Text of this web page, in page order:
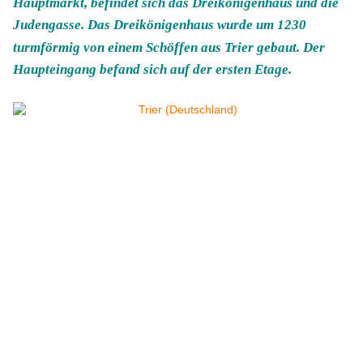
Judengasse. Das Dreikönigenhaus wurde um 1230
turmförmig von einem Schöffen aus Trier gebaut. Der
Haupteingang befand sich auf der ersten Etage.